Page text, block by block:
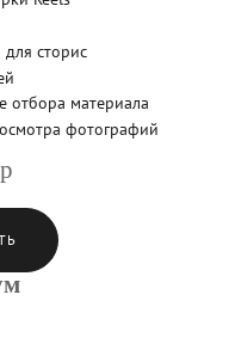
сторис
отбора материала
фотографий